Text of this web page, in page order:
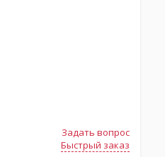
Задать вопрос
Быстрый заказ